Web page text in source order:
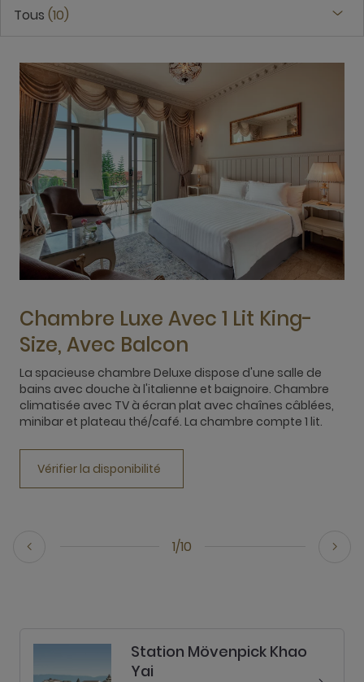
Tous 10
1/10
Chambre Luxe Avec 1 Lit King-
Size, Avec Balcon
La spacieuse chambre Deluxe dispose d'une salle de
bains avec douche à l'italienne et baignoire. Chambre
climatisée avec TV à écran plat avec chaînes câblées,
minibar et plateau thé/café. La chambre compte 1 lit.
Vérifier la disponibilité
Station Mövenpick Khao
Yai